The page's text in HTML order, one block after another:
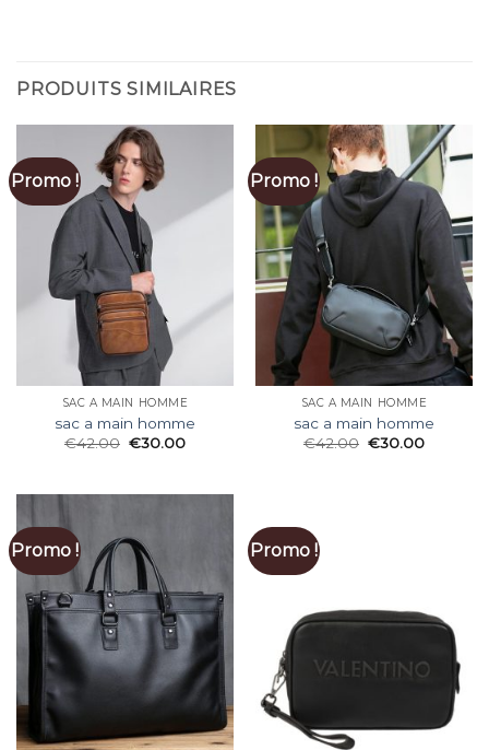
PRODUITS SIMILAIRES
Promo !
SAC A MAIN HOMME
sac a main homme
€42.00 €30.00
Promo !
SAC A MAIN HOMME
sac a main homme
€42.00 €30.00
Promo ! Promo !